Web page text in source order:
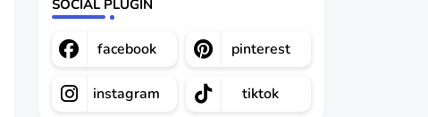
SOCIAL PLUGIN
facebook pinterest
instagram tiktok